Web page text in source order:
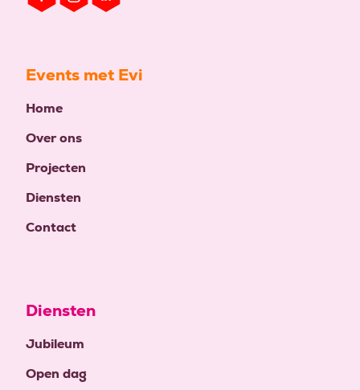
Events met Evi
Home
Over ons
Projecten
Diensten
Contact
Diensten
Jubileum
Open dag